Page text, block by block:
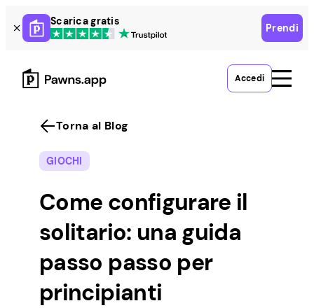
Skip
to
content
Scarica gratis
Prendi
Accedi
Torna al Blog
GIOCHI
Come configurare il
solitario: una guida
passo passo per
principianti